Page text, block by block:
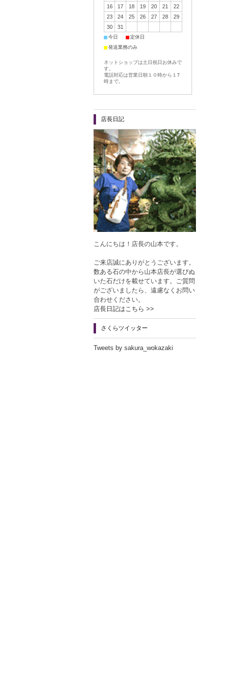
16
17 18 19 20 21
22
23
24 25 26 27 28
29
30
31
■今日 ■定休日
■発送業務のみ
ネットショップは土日祝日お休みで
す。
電話対応は営業日朝１０時から１7
時まで。
店長日記
こんにちは！店長の山本です。
ご来店誠にありがとうございます。
数ある石の中から山本店長が選びぬ
いた石だけを載せています。ご質問
がございましたら、遠慮なくお問い
合わせください。
店長日記はこちら >>
さくらツイッター
Tweets by sakura_wokazaki